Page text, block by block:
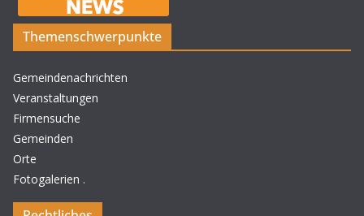
Themenschwerpunkte
Gemeindenachrichten
Veranstaltungen
Firmensuche
Gemeinden
Orte
Fotogalerien .